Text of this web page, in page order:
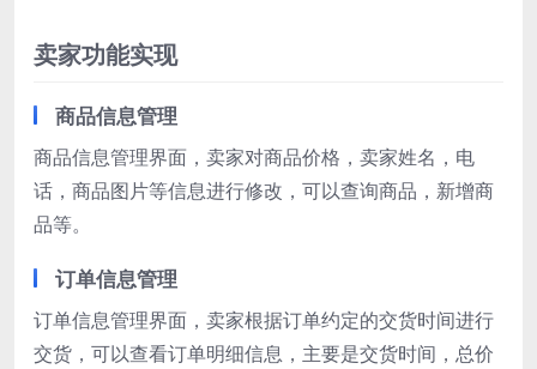
卖家功能实现
商品信息管理
商品信息管理界面，卖家对商品价格，卖家姓名，电
话，商品图片等信息进行修改，可以查询商品，新增商
品等。
订单信息管理
订单信息管理界面，卖家根据订单约定的交货时间进行
交货，可以查看订单明细信息，主要是交货时间，总价